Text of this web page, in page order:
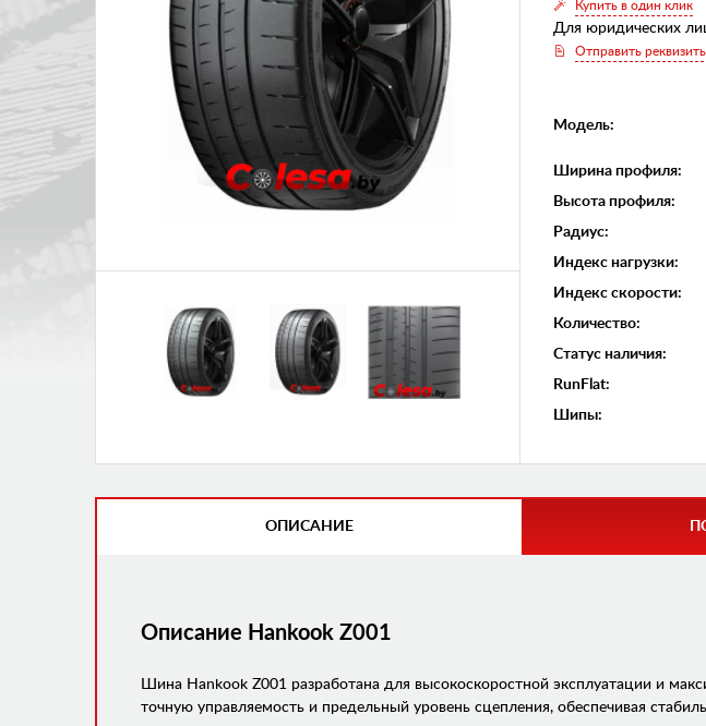
Купить в один клик
Для юридических
Отправить
Модель:
Ширина профиля:
Высота профиля:
Радиус:
Индекс нагрузки:
Индекс скорости:
Количество:
Статус наличия:
RunFlat:
Шипы:
ОПИСАНИЕ
Описание Hankook Z001
Шина Hankook Z001 разработана для высокоскоростной эксплуатации и
точную управляемость и предельный уровень сцепления, обеспечивая